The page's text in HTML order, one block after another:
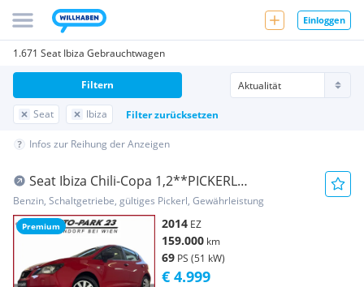
Einloggen
1.671 Seat Ibiza Gebrauchtwagen
Seat Ibiza Filter zurücksetzen
Filtern
Infos zur Reihung der Anzeigen
Premium
Seat Ibiza Chili-Copa 1,2**PICKERL
2/2027*MOD2015
Benzin, Schaltgetriebe, gültiges Pickerl, Gewährleistung
2014 EZ
159.000 km
69 PS (51 kW)
€ 4.999